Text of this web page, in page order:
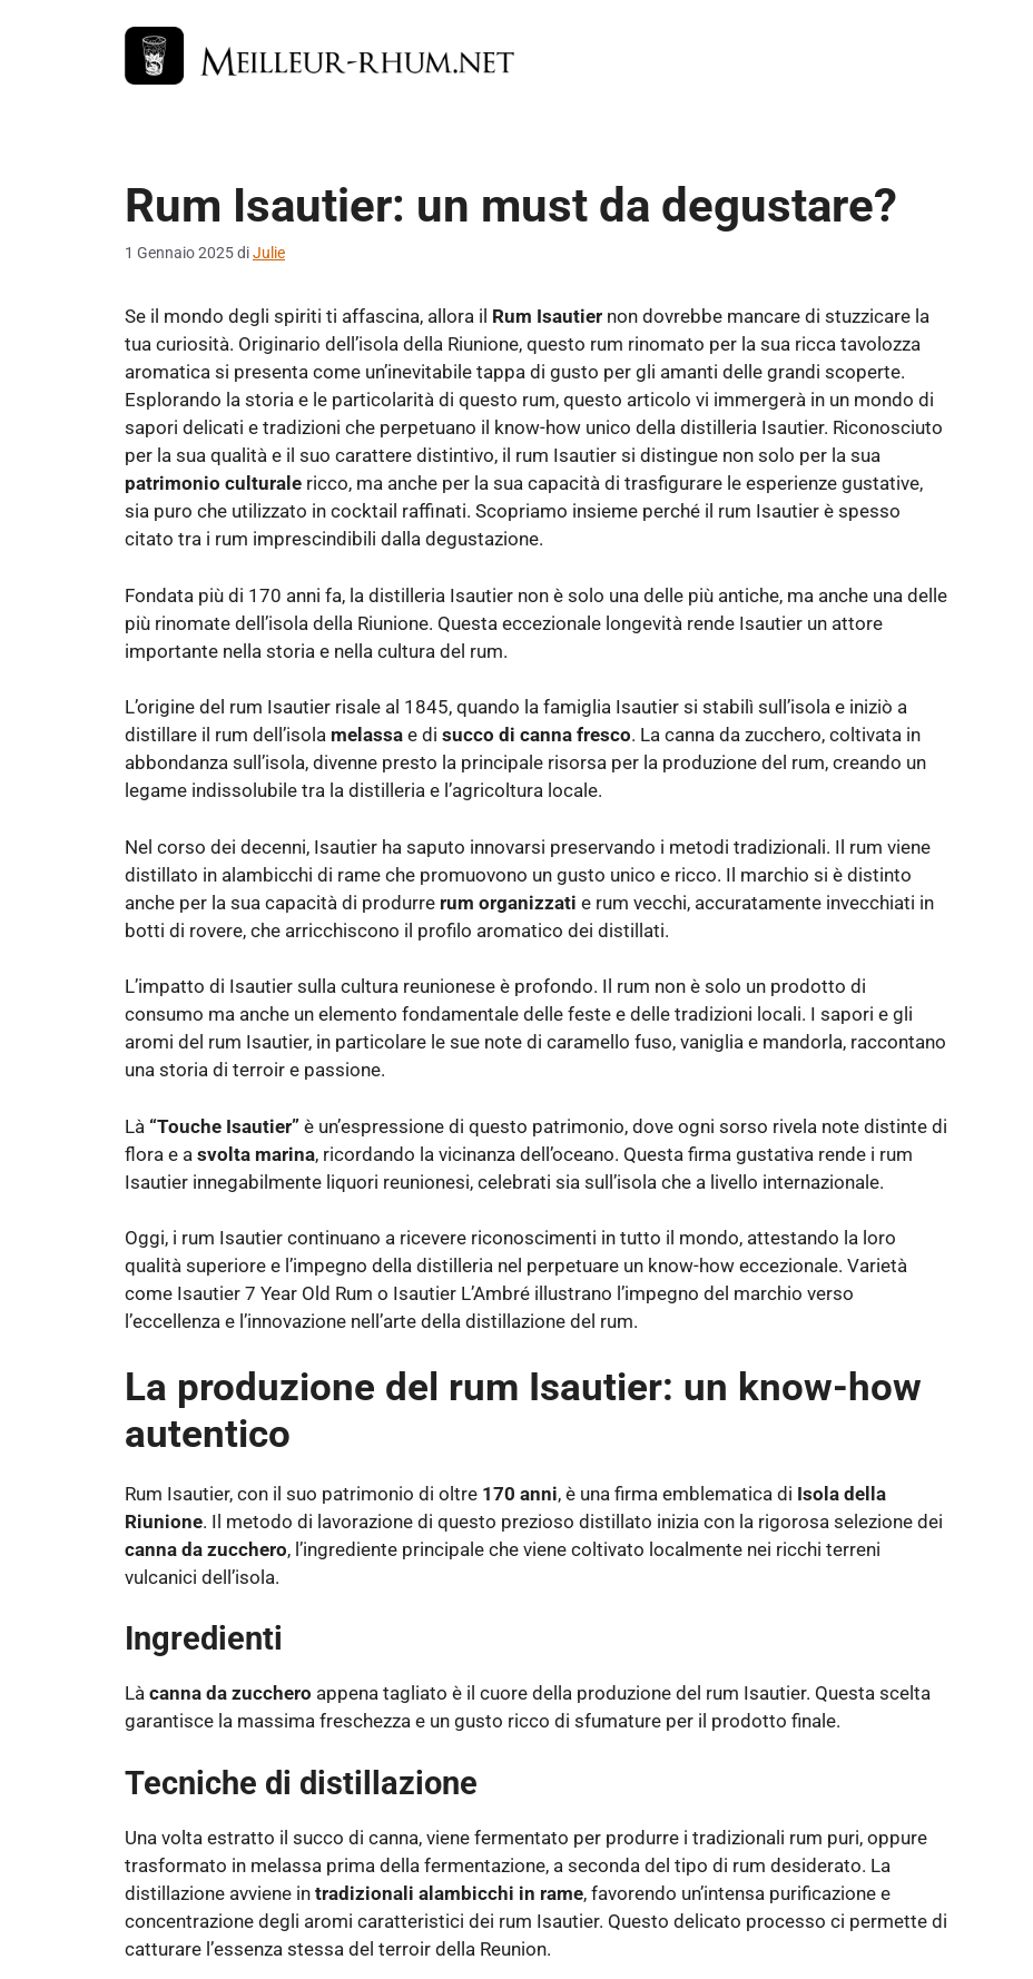
Rum Isautier: un must da degustare?
1 Gennaio 2025diJulie
Se il mondo degli spiriti ti affascina, allora il Rum Isautier non dovrebbe mancare di stuzzicare la
tua curiosità. Originario dell’isola della Riunione, questo rum rinomato per la sua ricca tavolozza
aromatica si presenta come un’inevitabile tappa di gusto per gli amanti delle grandi scoperte.
Esplorando la storia e le particolarità di questo rum, questo articolo vi immergerà in un mondo di
sapori delicati e tradizioni che perpetuano il know-how unico della distilleria Isautier. Riconosciuto
per la sua qualità e il suo carattere distintivo, il rum Isautier si distingue non solo per la sua
patrimonio culturale ricco, ma anche per la sua capacità di trasfigurare le esperienze gustative,
sia puro che utilizzato in cocktail raffinati. Scopriamo insieme perché il rum Isautier è spesso
citato tra i rum imprescindibili dalla degustazione.
Fondata più di 170 anni fa, la distilleria Isautier non è solo una delle più antiche, ma anche una delle
più rinomate dell’isola della Riunione. Questa eccezionale longevità rende Isautier un attore
importante nella storia e nella cultura del rum.
L’origine del rum Isautier risale al 1845, quando la famiglia Isautier si stabilì sull’isola e iniziò a
distillare il rum dell’isola melassa e di succo di canna fresco. La canna da zucchero, coltivata in
abbondanza sull’isola, divenne presto la principale risorsa per la produzione del rum, creando un
legame indissolubile tra la distilleria e l’agricoltura locale.
Nel corso dei decenni, Isautier ha saputo innovarsi preservando i metodi tradizionali. Il rum viene
distillato in alambicchi di rame che promuovono un gusto unico e ricco. Il marchio si è distinto
anche per la sua capacità di produrre rum organizzati e rum vecchi, accuratamente invecchiati in
botti di rovere, che arricchiscono il profilo aromatico dei distillati.
L’impatto di Isautier sulla cultura reunionese è profondo. Il rum non è solo un prodotto di
consumo ma anche un elemento fondamentale delle feste e delle tradizioni locali. I sapori e gli
aromi del rum Isautier, in particolare le sue note di caramello fuso, vaniglia e mandorla, raccontano
una storia di terroir e passione.
Là “Touche Isautier” è un’espressione di questo patrimonio, dove ogni sorso rivela note distinte di
flora e a svolta marina, ricordando la vicinanza dell’oceano. Questa firma gustativa rende i rum
Isautier innegabilmente liquori reunionesi, celebrati sia sull’isola che a livello internazionale.
Oggi, i rum Isautier continuano a ricevere riconoscimenti in tutto il mondo, attestando la loro
qualità superiore e l’impegno della distilleria nel perpetuare un know-how eccezionale. Varietà
come Isautier 7 Year Old Rum o Isautier L’Ambré illustrano l’impegno del marchio verso
l’eccellenza e l’innovazione nell’arte della distillazione del rum.
La produzione del rum Isautier: un know-how
autentico
Rum Isautier, con il suo patrimonio di oltre 170 anni, è una firma emblematica di Isola della
Riunione. Il metodo di lavorazione di questo prezioso distillato inizia con la rigorosa selezione dei
canna da zucchero, l’ingrediente principale che viene coltivato localmente nei ricchi terreni
vulcanici dell’isola.
Ingredienti
Là canna da zucchero appena tagliato è il cuore della produzione del rum Isautier. Questa scelta
garantisce la massima freschezza e un gusto ricco di sfumature per il prodotto finale.
Tecniche di distillazione
Una volta estratto il succo di canna, viene fermentato per produrre i tradizionali rum puri, oppure
trasformato in melassa prima della fermentazione, a seconda del tipo di rum desiderato. La
distillazione avviene in tradizionali alambicchi in rame, favorendo un’intensa purificazione e
concentrazione degli aromi caratteristici dei rum Isautier. Questo delicato processo ci permette di
catturare l’essenza stessa del terroir della Reunion.